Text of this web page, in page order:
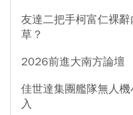
友達二把手柯富仁裸
草？
2026前進大南方論壇
佳世達集團艦隊無人
入